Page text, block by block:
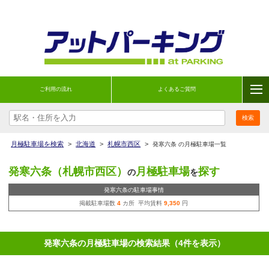
ご利用の流れ よくあるご質問
月極駐車場を検索 > 北海道 > 札幌市西区 > 発寒六条 の月極駐車場一覧
発寒六条（札幌市西区） の月極駐車場を探す
発寒六条の駐車場事情
掲載駐車場数4 カ所 平均賃料9,350 円
発寒六条の月極駐車場の検索結果（4件を表示）